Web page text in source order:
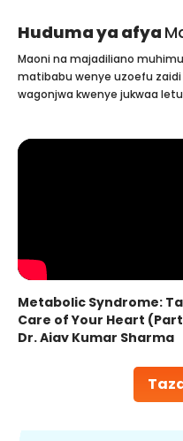
Huduma ya afya
Maoni na majadiliano
matibabu wenye uzoefu
wagonjwa kwenye jukwaa
Metabolic Syndrome:
Care of Your Heart (Part
Dr. Ajay Kumar Sharma